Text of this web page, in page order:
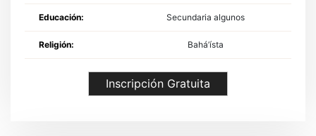
Educación: Secundaria algunos
Religión: Bahá’ísta
Inscripción Gratuita